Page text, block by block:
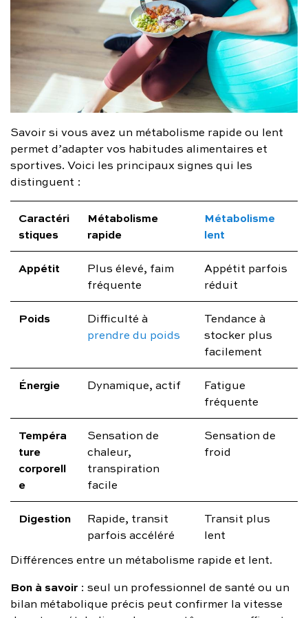
Savoir si vous avez un métabolisme rapide ou lent
permet d’adapter vos habitudes alimentaires et
sportives. Voici les principaux signes qui les
distinguent :
Caractéri
stiques
Métabolisme
rapide
Métabolisme
lent
Appétit
Plus élevé, faim
fréquente
Appétit parfois
réduit
Poids
Difficulté à
prendre du poids
Tendance à
stocker plus
facilement
Énergie Dynamique, actif
Fatigue
fréquente
Tempéra
ture
corporell
e
Sensation de
chaleur,
transpiration
facile
Sensation de
froid
Digestion
Rapide, transit
parfois accéléré
Transit plus
lent
Différences entre un métabolisme rapide et lent.
Bon à savoir : seul un professionnel de santé ou un
bilan métabolique précis peut confirmer la vitesse